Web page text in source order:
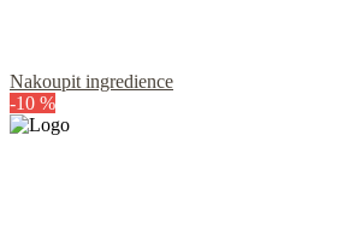
Nakoupit ingredience
-10 %